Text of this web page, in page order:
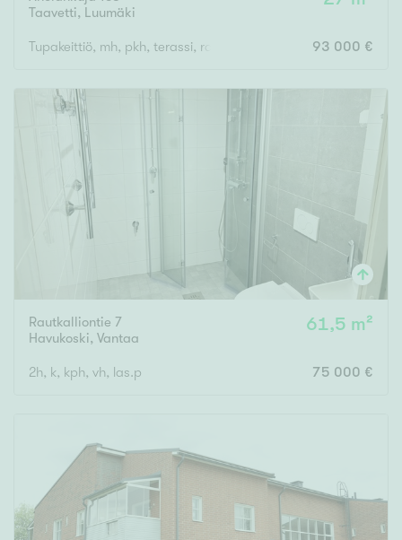
Taavetti, Luumäki
Tupakeittiö, mh, pkh, terassi, rantasauna, aitta, autotalli/
93 000 €
Rautkalliontie 7
Havukoski, Vantaa
61,5 m²
2h, k, kph, vh, las.p 75 000 €